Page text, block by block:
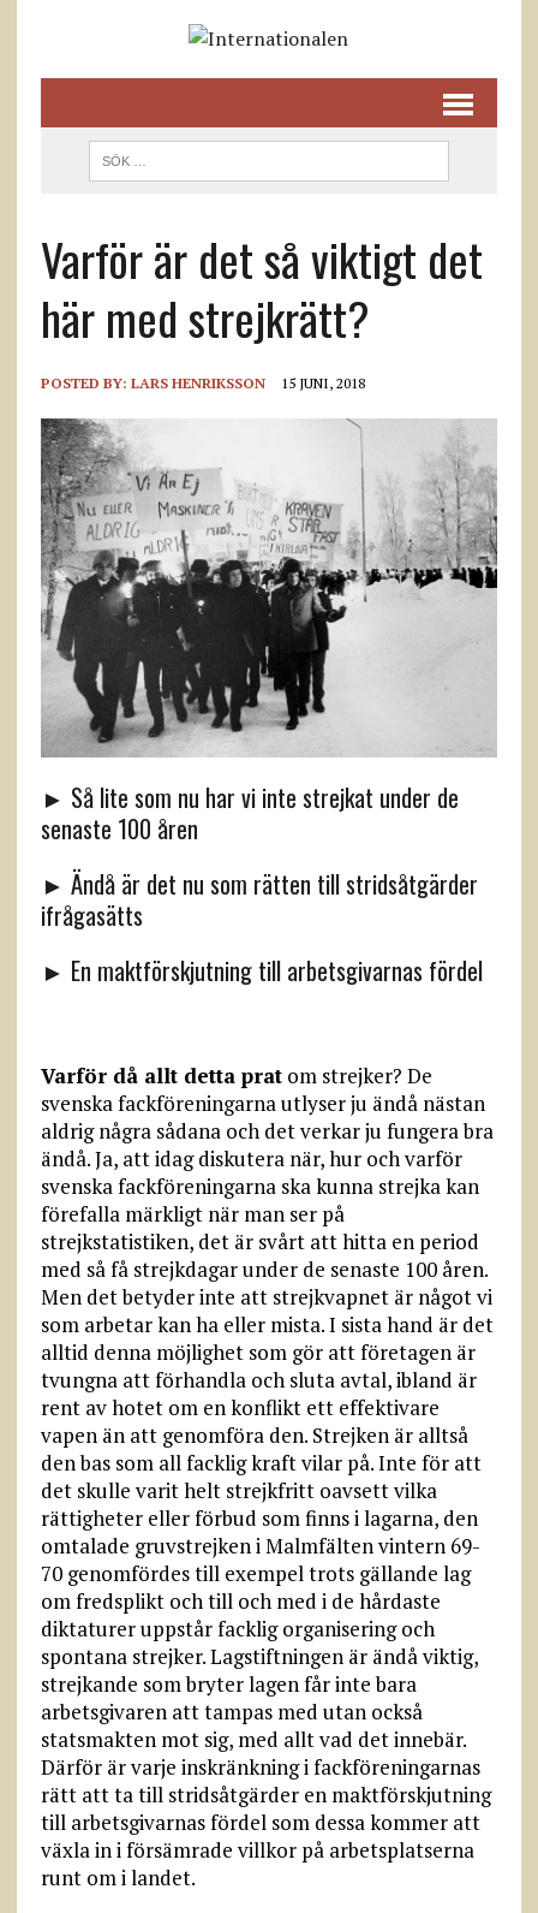
Varför är det så viktigt det
här med strejkrätt?
POSTED BY: LARS HENRIKSSON 15 JUNI, 2018
► Så lite som nu har vi inte strejkat under de
senaste 100 åren
► Ändå är det nu som rätten till stridsåtgärder
ifrågasätts
► En maktförskjutning till arbetsgivarnas fördel
Varför då allt detta pratom strejker? De
svenska fackföre­ningarna utlyser ju ändå nästan
aldrig några sådana och det verkar ju fungera bra
ändå. Ja, att idag diskutera när, hur och varför
svenska fackföreningarna ska kunna strejka kan
förefalla märkligt när man ser på
strejkstatistiken, det är svårt att hitta en period
med så få strejkdagar under de senaste 100 åren.
Men det betyder inte att strejkvapnet är något vi
som arbetar kan ha eller mista. I sista hand är det
alltid denna möjlighet som gör att företagen är
tvungna att förhandla och sluta avtal, ibland är
rent av hotet om en konflikt ett effektivare
vapen än att genomföra den. Strejken är alltså
den bas som all facklig kraft vilar på. Inte för att
det skulle varit helt strejkfritt oavsett vilka
rättigheter eller förbud som finns i lagarna, den
omtalade gruvstrejken i Malmfälten vintern 69-
70 genomfördes till exempel trots gällande lag
om fredsplikt och till och med i de hårdaste
diktaturer uppstår facklig organisering och
spontana strejker. Lagstiftningen är ändå viktig,
strejkande som bryter lagen får inte bara
arbetsgivaren att tampas med utan också
statsmakten mot sig, med allt vad det innebär.
Därför är varje inskränkning i fackföreningarnas
rätt att ta till stridsåtgärder en maktförskjutning
till arbetsgivarnas fördel som dessa kommer att
växla in i försämrade villkor på arbetsplatserna
runt om i landet.